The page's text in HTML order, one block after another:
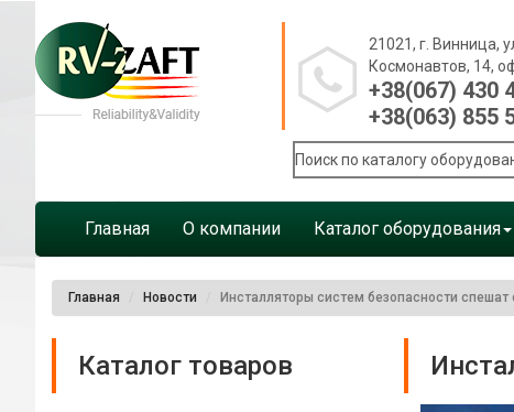
21021, г. Винница,
Космонавтов, 14,
+38(067) 430
+38(063) 855
Главная О компании Каталог оборудования
Главная Новости Инсталляторы систем безопасности
Каталог товаров